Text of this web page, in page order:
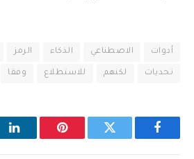
أدوات الاصطناعي الذكاء الرمز
تحديات لكنهم للاستطلاع وفقا
فيسبوك تويتر بينتيريست